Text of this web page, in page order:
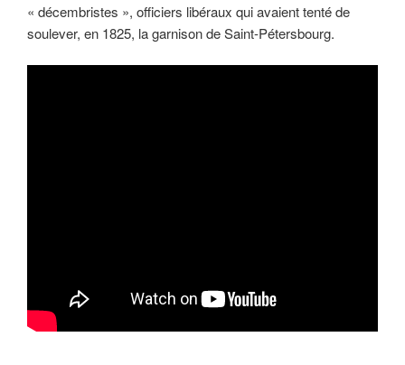
« décembristes », officiers libéraux qui avaient tenté de
soulever, en 1825, la garnison de Saint-Pétersbourg.